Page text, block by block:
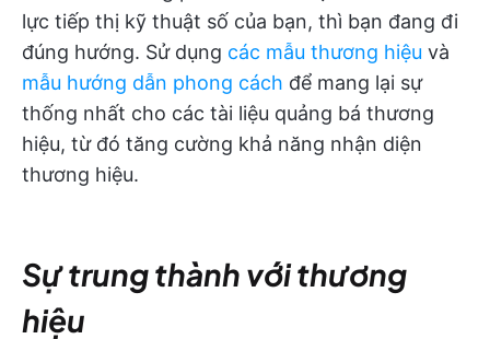
lực tiếp thị kỹ thuật số của bạn, thì bạn đang đi
đúng hướng. Sử dụng các mẫu thương hiệu và
mẫu hướng dẫn phong cách để mang lại sự
thống nhất cho các tài liệu quảng bá thương
hiệu, từ đó tăng cường khả năng nhận diện
thương hiệu.
Sự trung thành với thương
hiệu